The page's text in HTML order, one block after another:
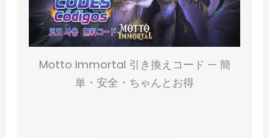
Motto Immortal 引き換えコード — 簡
単・安全・ちゃんとお得